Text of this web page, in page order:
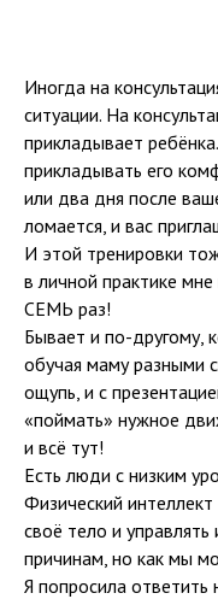
Иногда на
ситуации. На
прикладывает
прикладывать его
или два дня после
ломается, и вас
И этой тренировки
в личной практике
СЕМЬ раз!
Бывает и по-другому,
обучая маму разными
ощупь, и с
«поймать» нужное
и всё тут!
Есть люди с низким
Физический
своё тело и
причинам, но как мы
Я попросила ответить